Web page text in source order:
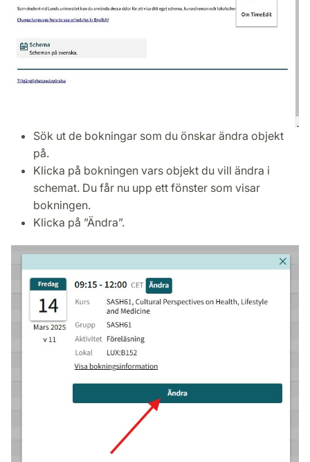
Sök ut de bokningar som du önskar ändra objekt
på.
Klicka på bokningen vars objekt du vill ändra i
schemat. Du får nu upp ett fönster som visar
bokningen.
Klicka på ”Ändra”.